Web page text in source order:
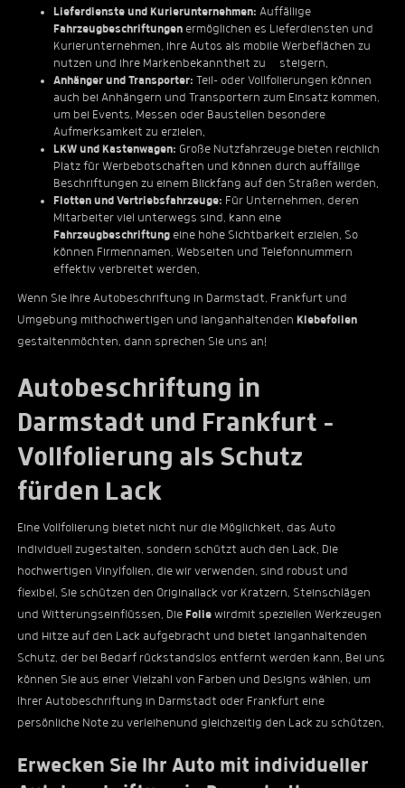
Lieferdienste und Kurierunternehmen: Auffällige
Fahrzeugbeschriftungen ermöglichen es Lieferdiensten und
Kurierunternehmen, ihre Autos als mobile Werbeflächen zu
nutzen und ihre Markenbekanntheit zu steigern.
Anhänger und Transporter: Teil- oder Vollfolierungen können
auch bei Anhängern und Transportern zum Einsatz kommen,
um bei Events, Messen oder Baustellen besondere
Aufmerksamkeit zu erzielen.
LKW und Kastenwagen: Große Nutzfahrzeuge bieten reichlich
Platz für Werbebotschaften und können durch auffällige
Beschriftungen zu einem Blickfang auf den Straßen werden.
Flotten und Vertriebsfahrzeuge: Für Unternehmen, deren
Mitarbeiter viel unterwegs sind, kann eine
Fahrzeugbeschriftung eine hohe Sichtbarkeit erzielen. So
können Firmennamen, Webseiten und Telefonnummern
effektiv verbreitet werden.
Wenn Sie Ihre Autobeschriftung in Darmstadt, Frankfurt und
Umgebung mithochwertigen und langanhaltenden Klebefolien
gestaltenmöchten, dann sprechen Sie uns an!
Autobeschriftung in
Darmstadt und Frankfurt –
Vollfolierung als Schutz
fürden Lack
Eine Vollfolierung bietet nicht nur die Möglichkeit, das Auto
individuell zugestalten, sondern schützt auch den Lack. Die
hochwertigen Vinylfolien, die wir verwenden, sind robust und
flexibel. Sie schützen den Originallack vor Kratzern, Steinschlägen
und Witterungseinflüssen. Die Folie wirdmit speziellen Werkzeugen
und Hitze auf den Lack aufgebracht und bietet langanhaltenden
Schutz, der bei Bedarf rückstandslos entfernt werden kann. Bei uns
können Sie aus einer Vielzahl von Farben und Designs wählen, um
Ihrer Autobeschriftung in Darmstadt oder Frankfurt eine
persönliche Note zu verleihenund gleichzeitig den Lack zu schützen.
Erwecken Sie Ihr Auto mit individueller